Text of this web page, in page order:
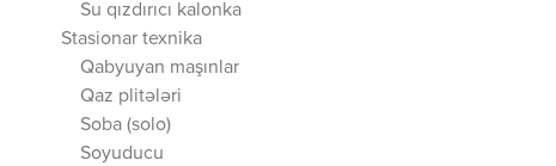
Su qızdırıcı kalonka
Stasionar texnika
Qabyuyan maşınlar
Qaz plitələri
Soba (solo)
Soyuducu